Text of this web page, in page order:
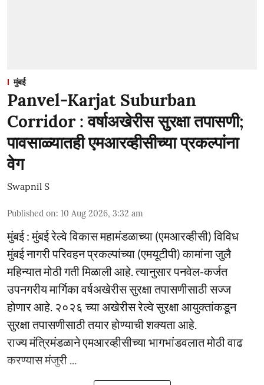
मुंबई
Panvel-Karjat Suburban
Corridor : वर्षाअखेरीस सुरक्षा तपासणी;
पावसाळ्यातही एमआरव्हीसीच्या प्रकल्पांना
वेग
Swapnil S
Published on: 10 Aug 2026, 3:32 am
मुंबई : मुंबई रेल्वे विकास महामंडळाच्या (एमआरव्हीसी) विविध
मुंबई नागरी परिवहन प्रकल्पांच्या (एमयूटीपी) कामांना जुलै
महिन्यात मोठी गती मिळाली आहे. त्यानुसार पनवेल-कर्जत
उपनगरीय मार्गिका वर्षअखेरीस सुरक्षा तपासणीसाठी सज्ज
होणार आहे. २०२६ च्या अखेरीस रेल्वे सुरक्षा आयुक्तांकडून
सुरक्षा तपासणीसाठी तयार होण्याची शक्यता आहे.
राज्य मंत्रिमंडळाने एमआरव्हीसीच्या भागभांडवलात मोठी वाढ
करण्यास मंजुरी ...